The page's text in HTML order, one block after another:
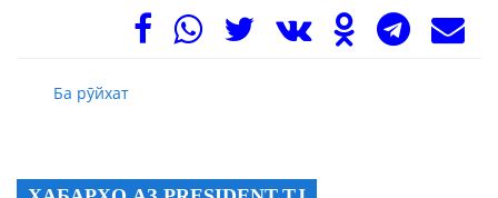
Ба рӯйхат